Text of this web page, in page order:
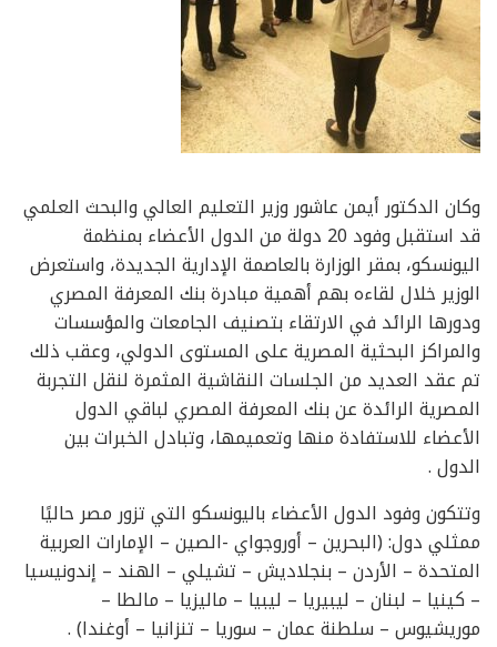
وكان الدكتور أيمن عاشور وزير التعليم العالي والبحث العلمي
قد استقبل وفود 20 دولة من الدول الأعضاء بمنظمة
اليونسكو، بمقر الوزارة بالعاصمة الإدارية الجديدة، واستعرض
الوزير خلال لقاءه بهم أهمية مبادرة بنك المعرفة المصري
ودورها الرائد في الارتقاء بتصنيف الجامعات والمؤسسات
والمراكز البحثية المصرية على المستوى الدولي، وعقب ذلك
تم عقد العديد من الجلسات النقاشية المثمرة لنقل التجربة
المصرية الرائدة عن بنك المعرفة المصري لباقي الدول
الأعضاء للاستفادة منها وتعميمها، وتبادل الخبرات بين
الدول .
وتتكون وفود الدول الأعضاء باليونسكو التي تزور مصر حاليًا
ممثلي دول: (البحرين – أوروجواي -الصين – الإمارات العربية
المتحدة – الأردن – بنجلاديش – تشيلي – الهند – إندونيسيا
– كينيا – لبنان – ليبيريا – ليبيا – ماليزيا – مالطا –
موريشيوس – سلطنة عمان – سوريا – تنزانيا – أوغندا) .